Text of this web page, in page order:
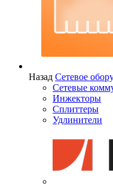
Назад Сетевое
Сетевые
Инжекторы
Сплиттеры
Удлинители